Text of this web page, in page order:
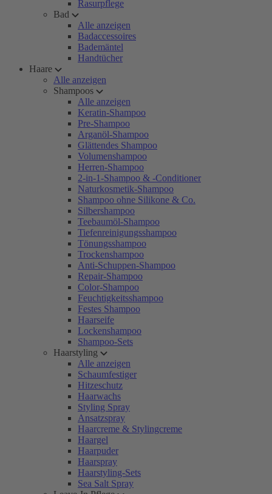
Rasurpflege
Bad
Alle anzeigen
Badaccessoires
Bademäntel
Handtücher
Haare
Alle anzeigen
Shampoos
Alle anzeigen
Keratin-Shampoo
Pre-Shampoo
Arganöl-Shampoo
Glättendes Shampoo
Volumenshampoo
Herren-Shampoo
2-in-1-Shampoo & -Conditioner
Naturkosmetik-Shampoo
Shampoo ohne Silikone & Co.
Silbershampoo
Teebaumöl-Shampoo
Tiefenreinigungsshampoo
Tönungsshampoo
Trockenshampoo
Anti-Schuppen-Shampoo
Repair-Shampoo
Color-Shampoo
Feuchtigkeitsshampoo
Festes Shampoo
Haarseife
Lockenshampoo
Shampoo-Sets
Haarstyling
Alle anzeigen
Schaumfestiger
Hitzeschutz
Haarwachs
Styling Spray
Ansatzspray
Haarcreme & Stylingcreme
Haargel
Haarpuder
Haarspray
Haarstyling-Sets
Sea Salt Spray